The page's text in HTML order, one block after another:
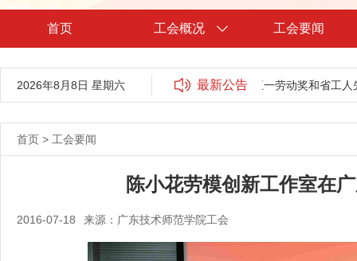
首页 工会概况 工会要闻
2026年8月8日 星期六 最新公告
关于广东省教科文卫工会2024年省五一劳动奖和省工人先
首页 > 工会要闻
陈小花劳模创新工作室在
2016-07-18 来源：广东技术师范学院工会